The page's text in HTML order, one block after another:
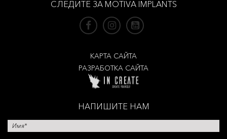
СЛЕДИТЕ ЗА MOTIVA IMPLANTS
КАРТА САЙТА
РАЗРАБОТКА САЙТА
НАПИШИТЕ НАМ